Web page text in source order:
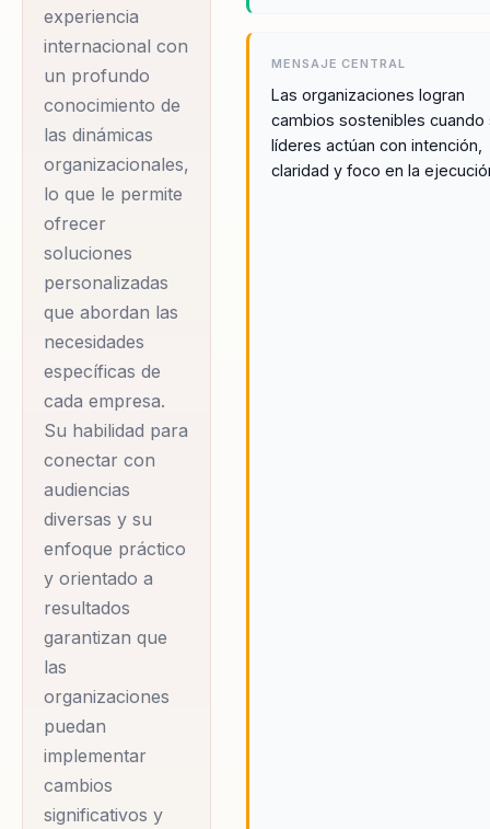
Durante su tiempo en
AGA LINDE
Healthcare, Alejandro
gestionó equipos y
estrategias en siete
países, demostrando
su capacidad para
alinear culturas
diversas y procesos
complejos. Esta
experiencia le permitió
desarrollar una
comprensión única de
cómo las diferencias
culturales pueden
influir en la efectividad
del liderazgo y la
gestión del cambio. En
Naturgy, como
Gerente de
Capacitación,
Alejandro lideró
iniciativas clave de
gestión del cambio,
agilidad y desarrollo
experiencia
internacional con
un profundo
conocimiento de
las dinámicas
organizacionales,
lo que le permite
ofrecer
soluciones
personalizadas
que abordan las
necesidades
específicas de
cada empresa.
Su habilidad para
conectar con
audiencias
diversas y su
enfoque práctico
y orientado a
resultados
garantizan que
las
organizaciones
puedan
implementar
cambios
significativos y
MENSAJE CENTRAL
Las organizaciones logran
cambios sostenibles cuando
líderes actúan con intención,
claridad y foco en la